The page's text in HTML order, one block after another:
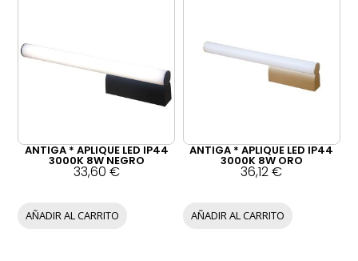
ANTIGA * APLIQUE LED IP44
3000K 8W NEGRO
33,60 €
AÑADIR AL CARRITO
ANTIGA * APLIQUE LED IP44
3000K 8W ORO
36,12€
AÑADIR AL CARRITO